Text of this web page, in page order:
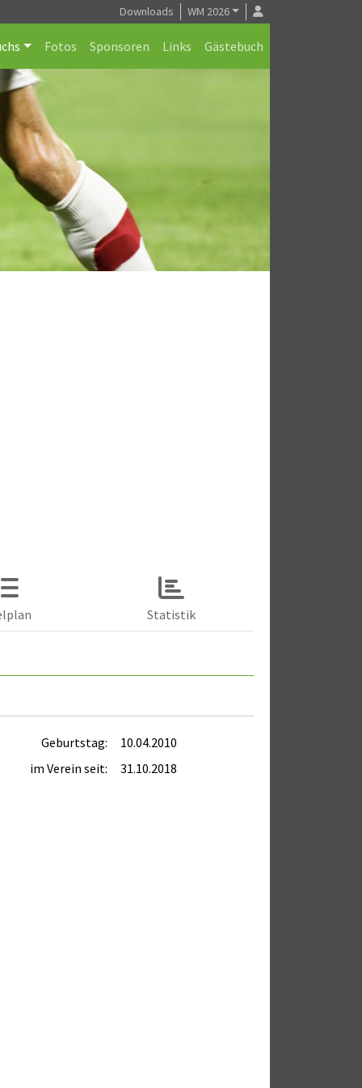
Downloads WM 2026
Fotos Sponsoren Links Gästebuch
Statistik
Geburtstag:
10.04.2010
im Verein seit:
31.10.2018